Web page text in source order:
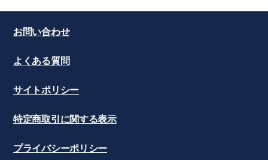
お問い合わせ
よくある質問
サイトポリシー
特定商取引に関する表示
プライバシーポリシー